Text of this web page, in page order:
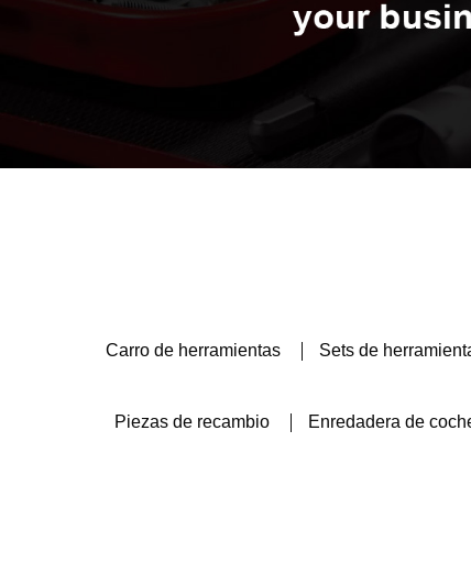
Carro de herramientas Sets de
Piezas de recambio Enredadera de